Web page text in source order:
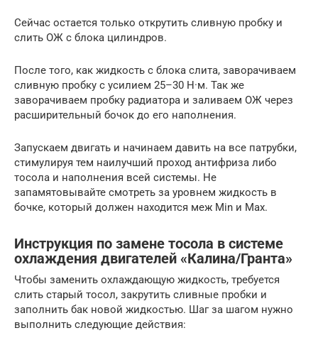
Сейчас остается только открутить сливную пробку и
слить ОЖ с блока цилиндров.
После того, как жидкость с блока слита, заворачиваем
сливную пробку с усилием 25–30 Н·м. Так же
заворачиваем пробку радиатора и заливаем ОЖ через
расширительный бочок до его наполнения.
Запускаем двигать и начинаем давить на все патрубки,
стимулируя тем наилучший проход антифриза либо
тосола и наполнения всей системы. Не
запамятовывайте смотреть за уровнем жидкость в
бочке, который должен находится меж Min и Max.
Инструкция по замене тосола в системе
охлаждения двигателей «Калина/Гранта»
Чтобы заменить охлаждающую жидкость, требуется
слить старый тосол, закрутить сливные пробки и
заполнить бак новой жидкостью. Шаг за шагом нужно
выполнить следующие действия: